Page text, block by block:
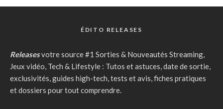
ÉDITO RELEASES
Releasesvotre source #1 Sorties & Nouveautés Streaming,
Jeux vidéo, Tech & Lifestyle : Tutos et astuces, date de sortie,
exclusivités, guides high-tech, tests et avis, fiches pratiques
et dossiers pour tout comprendre.